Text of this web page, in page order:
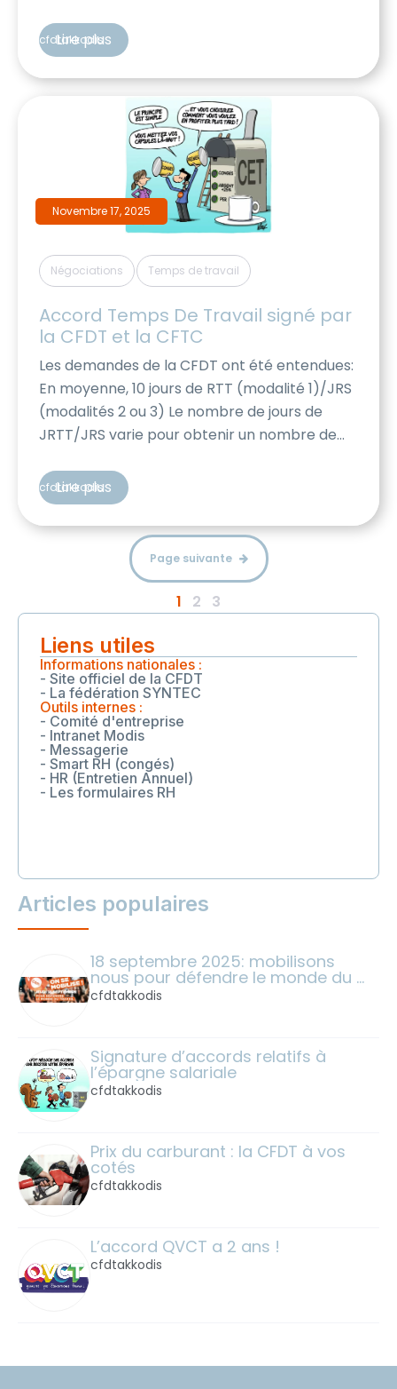
Notre ambition pour 2026 : transformer les
défis actuels en véritables progrès sociaux
pour chacun d’entre vous. Temps de travail :
cfdtakkodis
Lire plus
Novembre 17, 2025
Négociations Temps de travail
Accord Temps De Travail signé par
la CFDT et la CFTC
Les demandes de la CFDT ont été entendues:
En moyenne, 10 jours de RTT (modalité 1)/JRS
(modalités 2 ou 3) Le nombre de jours de
JRTT/JRS varie pour obtenir un nombre de
Exemples : 2026 -> 10 jours, 2027 -> 12 jours,
2028 -> 9 jours, 2029 -> 10 jours, […]
cfdtakkodis
Lire plus
Page suivante
1 2 3
Liens utiles
Informations nationales :
- Site officiel de la CFDT
- La fédération SYNTEC
Outils internes :
- Comité d'entreprise
- Intranet Modis
- Messagerie
- Smart RH (congés)
- HR (Entretien Annuel)
- Les formulaires RH
Articles populaires
18 septembre 2025: mobilisons
nous pour défendre le monde du
travail !
cfdtakkodis
Signature d’accords relatifs à
l’épargne salariale
cfdtakkodis
Prix du carburant : la CFDT à vos
cotés
cfdtakkodis
L’accord QVCT a 2 ans !
cfdtakkodis